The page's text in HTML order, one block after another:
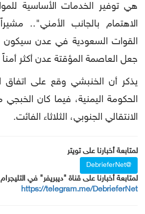
هي توفير الخدمات الأساسية
الاهتمام بالجانب الأمني"..
القوات السعودية في عدن سيكون
جعل العاصمة المؤقتة عدن أكثر أمناً
يذكر أن الخنبشي وقع على
الحكومة اليمنية، فيما كان
الانتقالي الجنوبي، الثلاثاء الفائت.
لمتابعة أخبارنا على تويتر
@DebrieferNet
لمتابعة أخبارنا على قناة "ديبريفر" في التليجرام
https://telegram.me/DebrieferNet